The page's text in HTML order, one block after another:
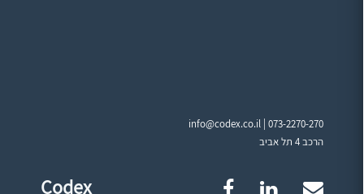
info@codex.co.il |073-2270-270
הרכב 4 תל אביב
Codex